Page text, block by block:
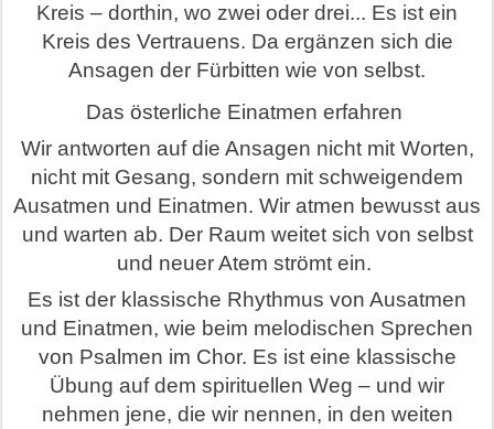
Kreis – dorthin, wo zwei oder drei... Es ist ein
Kreis des Vertrauens. Da ergänzen sich die
Ansagen der Fürbitten wie von selbst.
Das österliche Einatmen erfahren
Wir antworten auf die Ansagen nicht mit Worten,
nicht mit Gesang, sondern mit schweigendem
Ausatmen und Einatmen. Wir atmen bewusst aus
und warten ab. Der Raum weitet sich von selbst
und neuer Atem strömt ein.
Es ist der klassische Rhythmus von Ausatmen
und Einatmen, wie beim melodischen Sprechen
von Psalmen im Chor. Es ist eine klassische
Übung auf dem spirituellen Weg – und wir
nehmen jene, die wir nennen, in den weiten